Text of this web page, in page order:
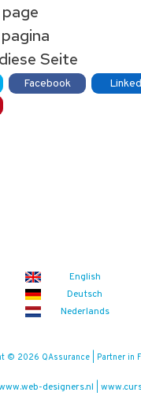
Seite
Facebook
English
Deutsch
Nederlands
© 2026 QAssurance | Partner in
designers.nl